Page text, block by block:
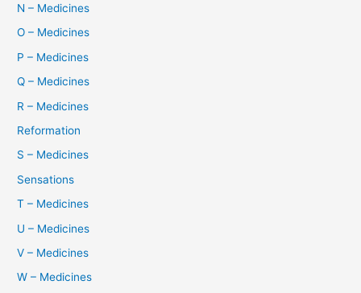
N – Medicines
O – Medicines
P – Medicines
Q – Medicines
R – Medicines
Reformation
S – Medicines
Sensations
T – Medicines
U – Medicines
V – Medicines
W – Medicines